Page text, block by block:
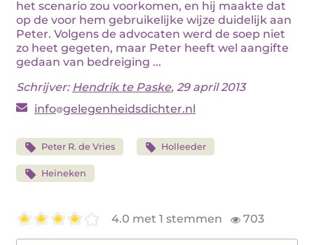
het scenario zou voorkomen, en hij maakte dat
op de voor hem gebruikelijke wijze duidelijk aan
Peter. Volgens de advocaten werd de soep niet
zo heet gegeten, maar Peter heeft wel aangifte
gedaan van bedreiging ...
Schrijver: Hendrik te Paske, 29 april 2013
info gelegenheidsdichter.nl
Peter R. de Vries Holleeder
Heineken
4.0 met 1 stemmen 703